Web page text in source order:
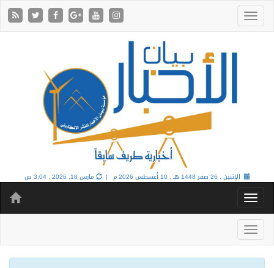
الإثنين , 26 صفر 1448 هـ , 10 أغسطس 2026 م | مارس 18, 2026 , 3:04 ص